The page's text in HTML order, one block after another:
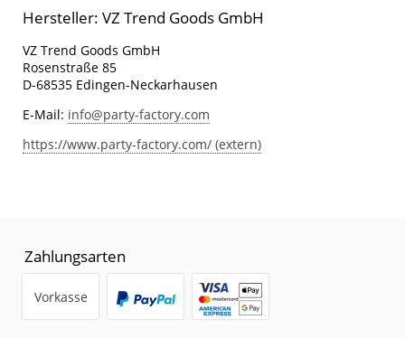
Hersteller: VZ Trend Goods GmbH
VZ Trend Goods GmbH
Rosenstraße 85
D-68535 Edingen-Neckarhausen
E-Mail: info@party-factory.com
https://www.party-factory.com/ (extern)
Zahlungsarten
Vorkasse